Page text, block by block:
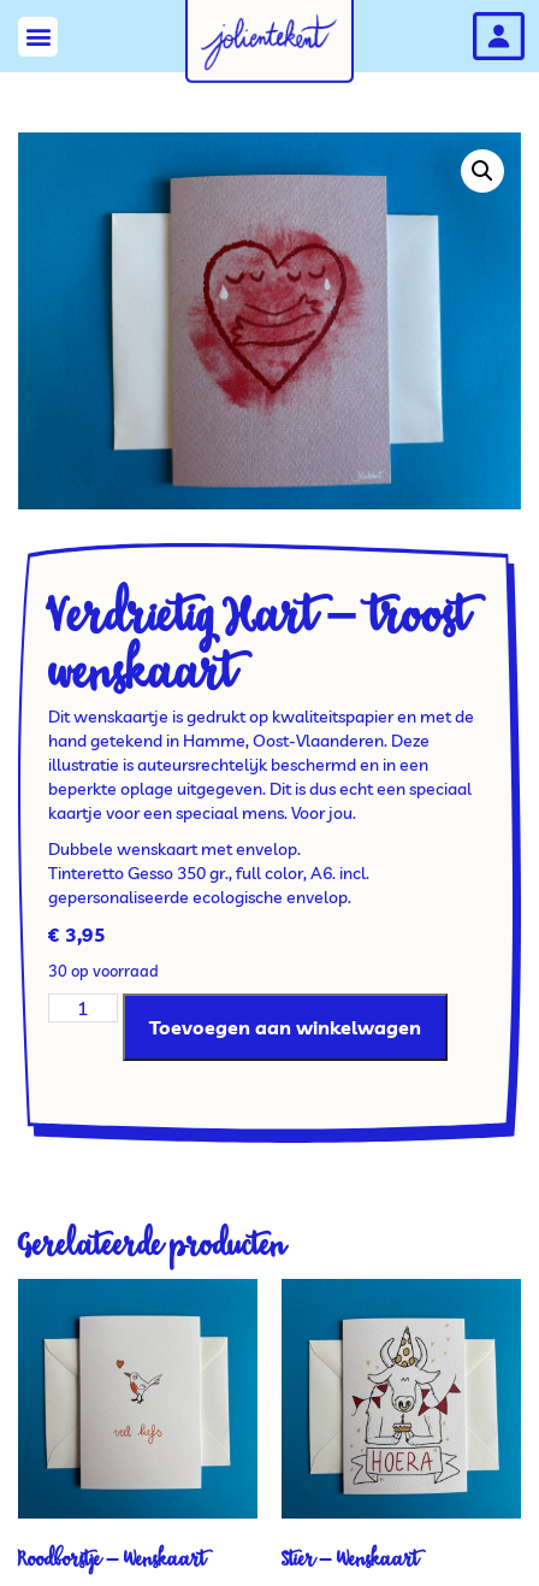
Verdrietig Hart – troost
wenskaart
Dit wenskaartje is gedrukt op kwaliteitspapier en met de
hand getekend in Hamme, Oost-Vlaanderen. Deze
illustratie is auteursrechtelijk beschermd en in een
beperkte oplage uitgegeven. Dit is dus echt een speciaal
kaartje voor een speciaal mens. Voor jou.
Dubbele wenskaart met envelop.
Tinteretto Gesso 350 gr., full color, A6. incl.
gepersonaliseerde ecologische envelop.
€ 3,95
30 op voorraad
Toevoegen aan winkelwagen
Gerelateerde producten
Roodborstje – Wenskaart
Stier – Wenskaart